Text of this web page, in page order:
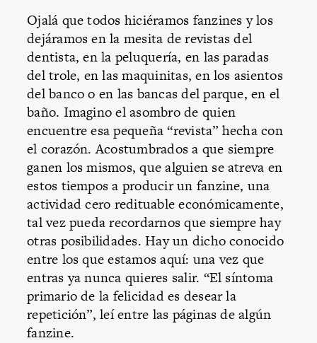
Ojalá que todos hiciéramos fanzines y los
dejáramos en la mesita de revistas del
dentista, en la peluquería, en las paradas
del trole, en las maquinitas, en los asientos
del banco o en las bancas del parque, en el
baño. Imagino el asombro de quien
encuentre esa pequeña “revista” hecha con
el corazón. Acostumbrados a que siempre
ganen los mismos, que alguien se atreva en
estos tiempos a producir un fanzine, una
actividad cero redituable económicamente,
tal vez pueda recordarnos que siempre hay
otras posibilidades. Hay un dicho conocido
entre los que estamos aquí: una vez que
entras ya nunca quieres salir. “El síntoma
primario de la felicidad es desear la
repetición”, leí entre las páginas de algún
fanzine.